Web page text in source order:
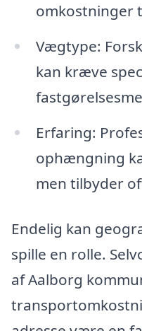
omkostninger
Vægtype:
kan kræve
Erfaring:
ophængning
men tilbyder
Endelig kan
spille en rolle.
af Aalborg